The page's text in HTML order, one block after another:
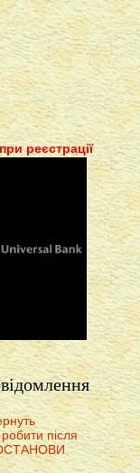
реєстрації
після